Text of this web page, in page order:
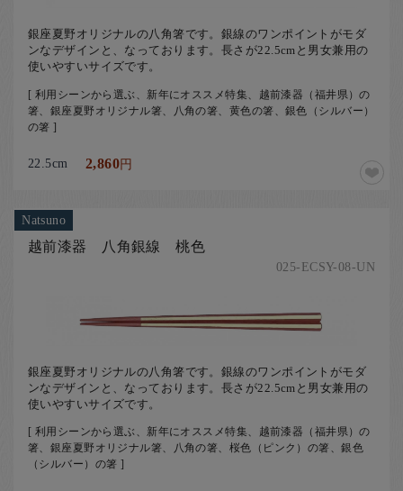
銀座夏野オリジナルの八角箸です。銀線のワンポイントがモダ
ンなデザインと、なっております。長さが22.5cmと男女兼用の
使いやすいサイズです。
[ 利用シーンから選ぶ、新年にオススメ特集、越前漆器（福井県）の
箸、銀座夏野オリジナル箸、八角の箸、黄色の箸、銀色（シルバー）
の箸 ]
22.5cm 2,860円
Natsuno
越前漆器 八角銀線 桃色
025-ECSY-08-UN
銀座夏野オリジナルの八角箸です。銀線のワンポイントがモダ
ンなデザインと、なっております。長さが22.5cmと男女兼用の
使いやすいサイズです。
[ 利用シーンから選ぶ、新年にオススメ特集、越前漆器（福井県）の
箸、銀座夏野オリジナル箸、八角の箸、桜色（ピンク）の箸、銀色
（シルバー）の箸 ]